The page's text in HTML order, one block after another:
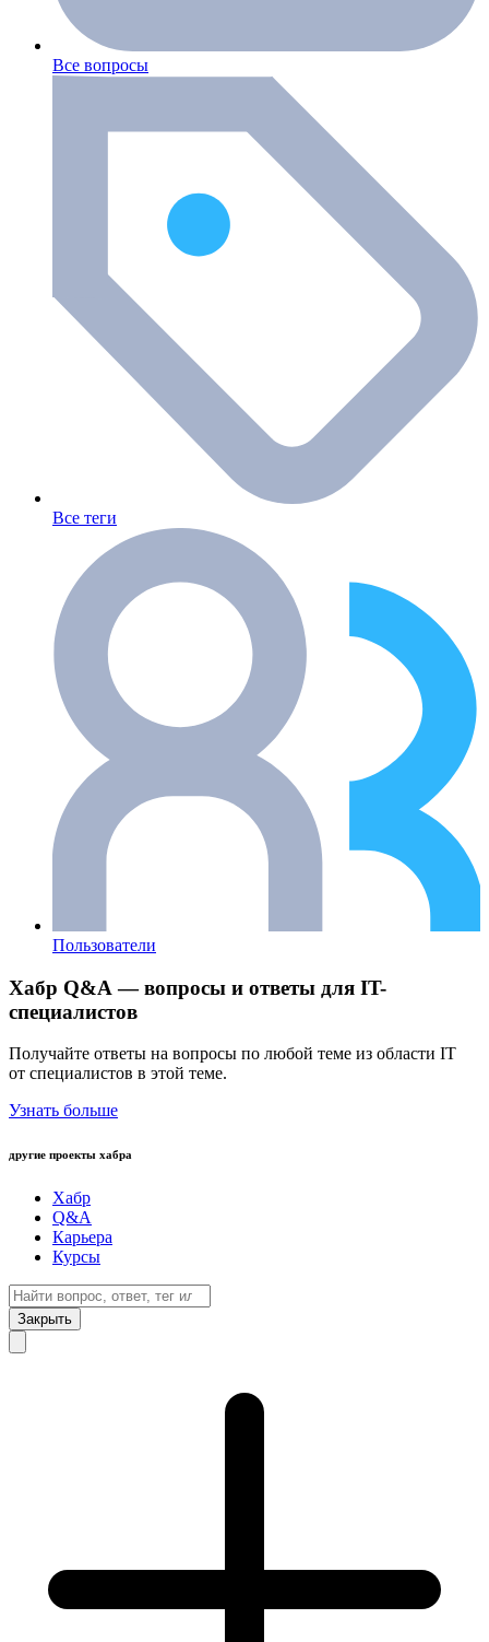
Все вопросы
Все теги
Пользователи
Хабр Q&A — вопросы и ответы для IT-
специалистов
Получайте ответы на вопросы по любой теме из области IT
от специалистов в этой теме.
Узнать больше
другие проекты хабра
Хабр
Q&A
Карьера
Курсы
Закрыть